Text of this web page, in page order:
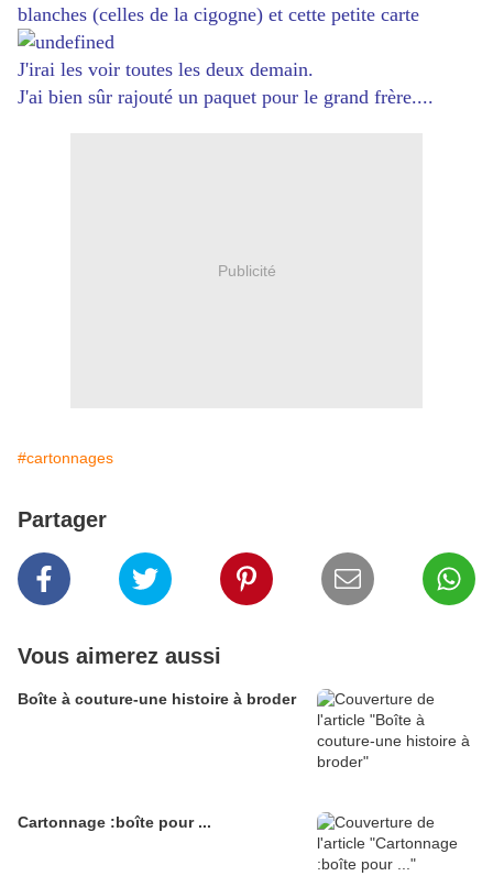
blanches (celles de la cigogne) et cette petite carte
J'irai les voir toutes les deux demain.
J'ai bien sûr rajouté un paquet pour le grand frère....
Publicité
#cartonnages
Partager
Vous aimerez aussi
Boîte à couture-une histoire à broder
Cartonnage :boîte pour ...